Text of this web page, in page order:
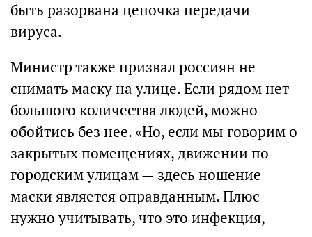
быть разорвана цепочка передачи
вируса.
Министр также призвал россиян не
снимать маску на улице. Если рядом нет
большого количества людей, можно
обойтись без нее. «Но, если мы говорим о
закрытых помещениях, движении по
городским улицам — здесь ношение
маски является оправданным. Плюс
нужно учитывать, что это инфекция,